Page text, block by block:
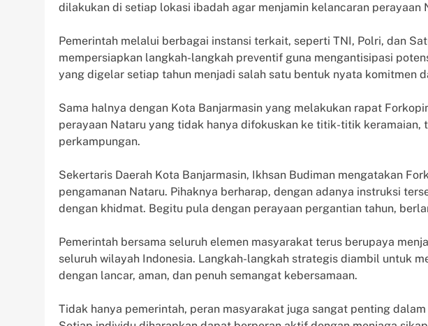
dilakukan di setiap lokasi ibadah agar menjamin kelancaran perayaan
Pemerintah melalui berbagai instansi terkait, seperti TNI, Polri, dan
mempersiapkan langkah-langkah preventif guna mengantisipasi
yang digelar setiap tahun menjadi salah satu bentuk nyata komitmen
Sama halnya dengan Kota Banjarmasin yang melakukan rapat
perayaan Nataru yang tidak hanya difokuskan ke titik-titik keramaian,
perkampungan.
Sekertaris Daerah Kota Banjarmasin, Ikhsan Budiman mengatakan
pengamanan Nataru. Pihaknya berharap, dengan adanya instruksi
dengan khidmat. Begitu pula dengan perayaan pergantian tahun,
Pemerintah bersama seluruh elemen masyarakat terus berupaya
seluruh wilayah Indonesia. Langkah-langkah strategis diambil untuk
dengan lancar, aman, dan penuh semangat kebersamaan.
Tidak hanya pemerintah, peran masyarakat juga sangat penting